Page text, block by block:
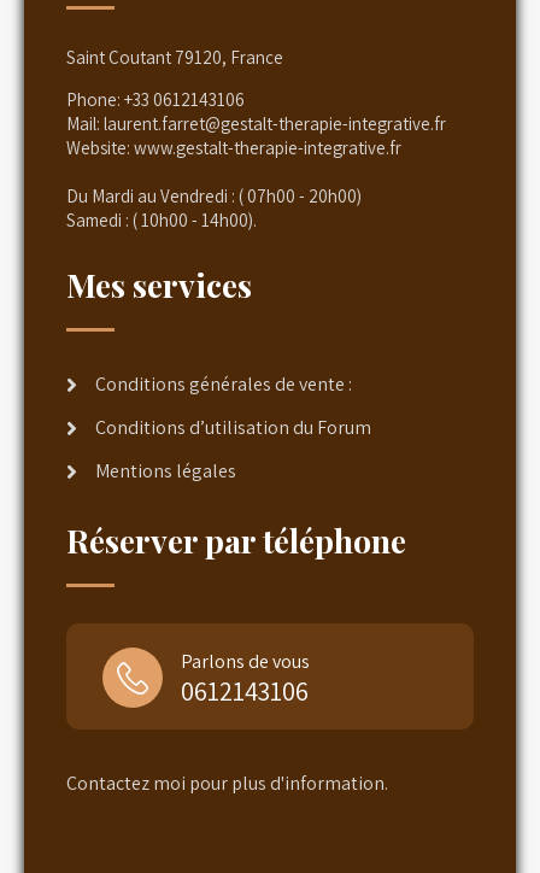
Saint Coutant 79120, France
Phone: +33 0612143106
Mail: laurent.farret@gestalt-therapie-integrative.fr
Website: www.gestalt-therapie-integrative.fr
Du Mardi au Vendredi : ( 07h00 - 20h00)
Samedi : ( 10h00 - 14h00).
Mes services
Conditions générales de vente :
Conditions d’utilisation du Forum
Mentions légales
Réserver par téléphone
Parlons de vous
0612143106
Contactez moi pour plus d'information.